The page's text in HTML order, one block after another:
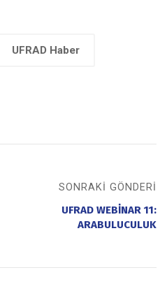
UFRAD Haber
SONRAKI GÖNDERI
UFRAD WEBİNAR 11:
ARABULUCULUK